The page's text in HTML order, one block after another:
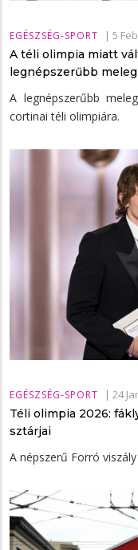
EGÉSZSÉG-SPORT | 5
A téli olimpia miatt
legnépszerűbb
A legnépszerűbb
cortinai téli olimpiára.
EGÉSZSÉG-SPORT | 24
Téli olimpia 2026:
sztárjai
A népszerű Forró viszály